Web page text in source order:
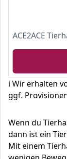
ℹ️ Wir erhalten
ggf.
Wenn du
dann ist ein
Mit einem